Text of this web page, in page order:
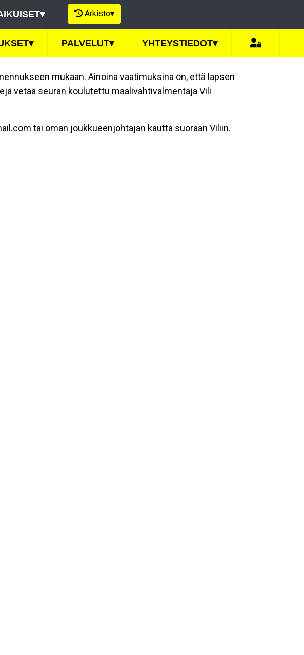
▾ Arkisto▾
▾ PALVELUT▾ YHTEYSTIEDOT▾
mukaan. Ainoina vaatimuksina on, että lapsen
vetää seuran koulutettu maalivahtivalmentaja Vili
tai oman joukkueenjohtajan kautta suoraan Viliin.